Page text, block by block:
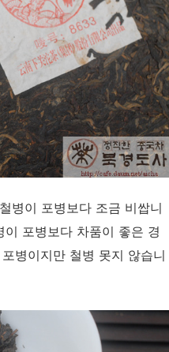
병이 포병보다 조금 비쌉니
포병보다 차품이 좋은 경
병이지만 철병 못지 않습니